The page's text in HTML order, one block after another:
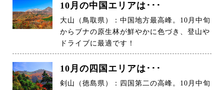
10月の中国エリアは･･･
大山（鳥取県）：中国地方最高峰。10月中旬
からブナの原生林が鮮やかに色づき、登山や
ドライブに最適です！
10月の四国エリアは･･･
剣山（徳島県）：四国第二の高峰。10月中旬